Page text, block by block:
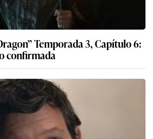
Temporada 3, Capítulo 6:
confirmada